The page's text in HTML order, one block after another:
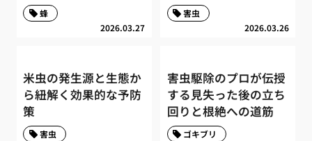
2026.03.27
蜂
2026.03.26
害虫
米虫の発生源と生態か
ら紐解く効果的な予防
策
害虫
害虫駆除のプロが伝授
する見失った後の立ち
回りと根絶への道筋
ゴキブリ